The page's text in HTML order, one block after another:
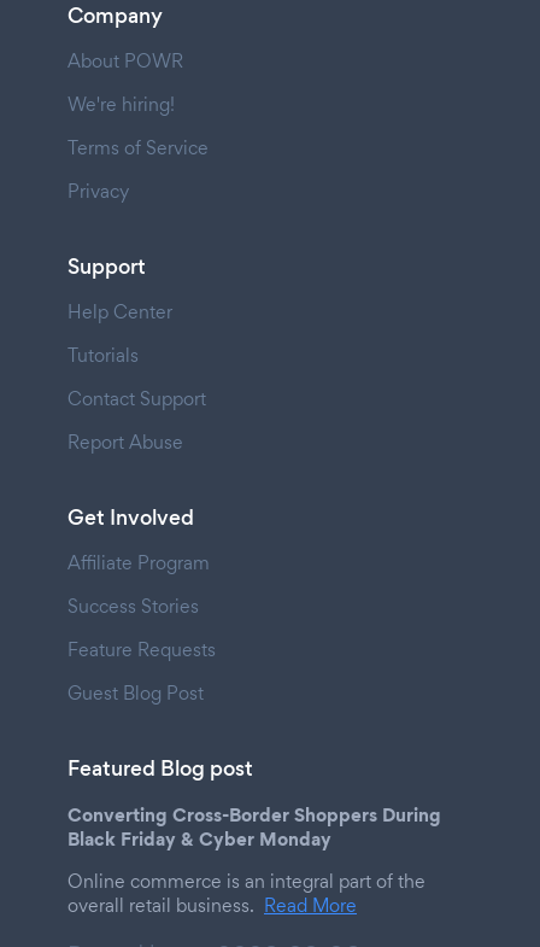
Company
About POWR
We're hiring!
Terms of Service
Privacy
Support
Help Center
Tutorials
Contact Support
Report Abuse
Get Involved
Affiliate Program
Success Stories
Feature Requests
Guest Blog Post
Featured Blog post
Converting Cross-Border Shoppers During
Black Friday & Cyber Monday
Online commerce is an integral part of the
overall retail business. Read More